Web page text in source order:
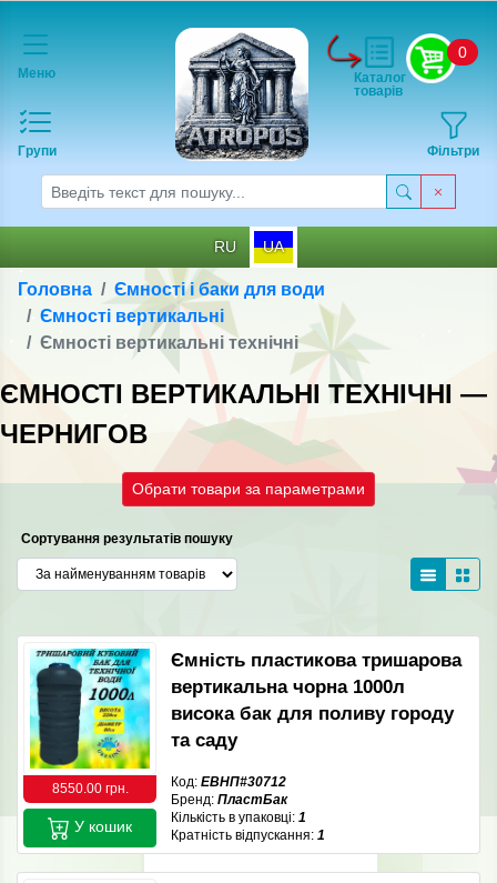
Меню
Групи
0
Фільтри
Каталог
товарів
RU UA
Головна
Ємності і баки для води
Ємності вертикальні
Ємності вертикальні технічні
ЄМНОСТІ ВЕРТИКАЛЬНІ ТЕХНІЧНІ —
ЧЕРНИГОВ
Обрати товари за параметрами
Сортування результатів пошуку
8550.00 грн.
Ємність пластикова тришарова
вертикальна чорна 1000л
висока бак для поливу городу
та саду
Код: ЕВНП#30712
Бренд: ПластБак
Кількість в упаковці: 1
Кратність відпускання: 1
У кошик